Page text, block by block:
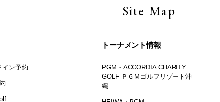
Site Map
イン予約
トーナメント情報
PGM・ACCORDIA CHARITY
GOLF ＰＧＭゴルフリゾート沖
縄